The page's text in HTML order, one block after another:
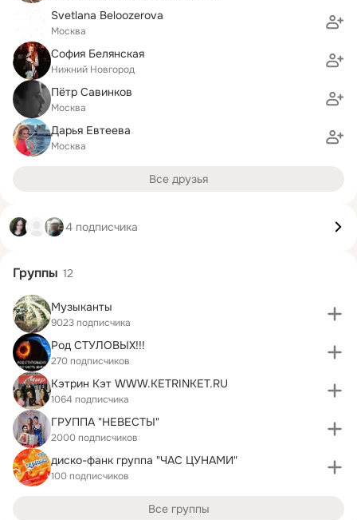
Svetlana Beloozerova
Москва
София Белянская
Нижний Новгород
Пётр Савинков
Москва
Дарья Евтеева
Москва
Все друзья
4 подписчика
Группы 12
Музыканты
9023 подписчика
Род СТУЛОВЫХ!!!
270 подписчиков
Кэтрин Кэт WWW.KETRINKET.RU
1064 подписчика
ГРУППА "НЕВЕСТЫ"
2000 подписчиков
диско-фанк группа "ЧАС ЦУНАМИ"
100 подписчиков
Все группы